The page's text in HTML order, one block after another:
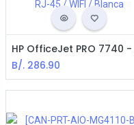
B/. 286.90